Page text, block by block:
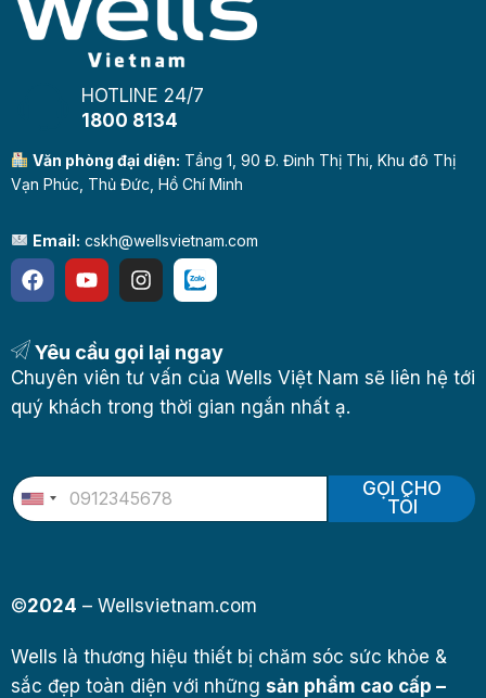
HOTLINE 24/7
1800 8134
Văn phòng đại diện: Tầng 1, 90 Đ. Đinh Thị Thi, Khu đô Thị
Vạn Phúc, Thủ Đức, Hồ Chí Minh
Email: cskh@wellsvietnam.com
Yêu cầu gọi lại ngay
Chuyên viên tư vấn của Wells Việt Nam sẽ liên hệ tới
quý khách trong thời gian ngắn nhất ạ.
U
n
d
S
a
t
e
GỌI CHO
TÔI
©2024 – Wellsvietnam.com
Wells là thương hiệu thiết bị chăm sóc sức khỏe &
sắc đẹp toàn diện với những sản phẩm cao cấp –